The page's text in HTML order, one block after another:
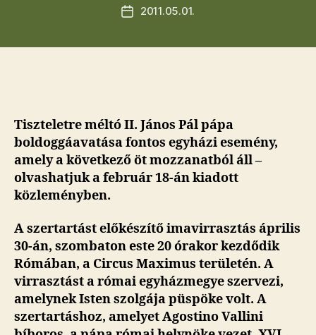
Bejegyzés
2011.05.01.
Tiszteletre méltó II. János Pál pápa
boldoggáavatása fontos egyházi esemény,
amely a következő öt mozzanatból áll –
olvashatjuk a február 18-án kiadott
közleményben.
A szertartást előkészítő imavirrasztás április
30-án, szombaton este 20 órakor kezdődik
Rómában, a Circus Maximus területén. A
virrasztást a római egyházmegye szervezi,
amelynek Isten szolgája püspöke volt. A
szertartáshoz, amelyet Agostino Vallini